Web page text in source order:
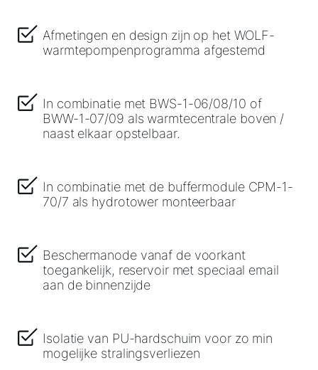
Afmetingen en design zijn op het WOLF-
warmtepompenprogramma afgestemd
In combinatie met BWS-1-06/08/10 of
BWW-1-07/09 als warmtecentrale boven /
naast elkaar opstelbaar.
In combinatie met de buffermodule CPM-1-
70/7 als hydrotower monteerbaar
Beschermanode vanaf de voorkant
toegankelijk, reservoir met speciaal email
aan de binnenzijde
Isolatie van PU-hardschuim voor zo min
mogelijke stralingsverliezen
Hoe kunnen wij u helpen?
Contactformulier
Adresgegevens
Ook interessant?
Downloads